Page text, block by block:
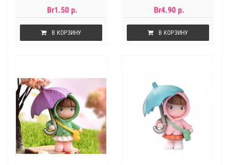
Br1.50 р.
В КОРЗИНУ
Br4.90 р.
В КОРЗИНУ